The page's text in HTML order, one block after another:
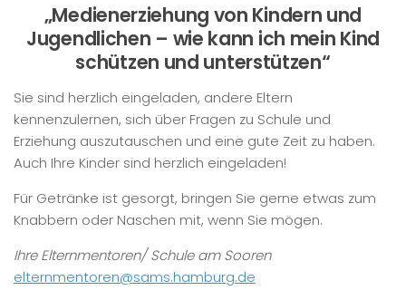
„Medienerziehung von Kindern und
Jugendlichen – wie kann ich mein Kind
schützen und unterstützen“
Sie sind herzlich eingeladen, andere Eltern
kennenzulernen, sich über Fragen zu Schule und
Erziehung auszutauschen und eine gute Zeit zu haben.
Auch Ihre Kinder sind herzlich eingeladen!
Für Getränke ist gesorgt, bringen Sie gerne etwas zum
Knabbern oder Naschen mit, wenn Sie mögen.
Ihre Elternmentoren/ Schule am Sooren
elternmentoren@sams.hamburg.de